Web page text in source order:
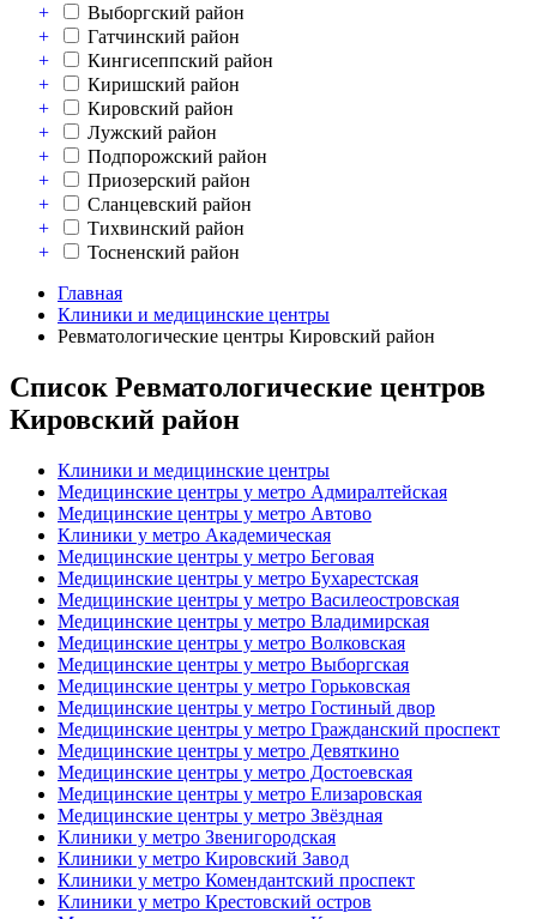
+
Выборгский район
+
Гатчинский район
+
Кингисеппский район
+
Киришский район
+
Кировский район
+
Лужский район
+
Подпорожский район
+
Приозерский район
+
Сланцевский район
+
Тихвинский район
+
Тосненский район
Главная
Клиники и медицинские центры
Ревматологические центры Кировский район
Список Ревматологические центров
Кировский район
Клиники и медицинские центры
Медицинские центры у метро Адмиралтейская
Медицинские центры у метро Автово
Клиники у метро Академическая
Медицинские центры у метро Беговая
Медицинские центры у метро Бухарестская
Медицинские центры у метро Василеостровская
Медицинские центры у метро Владимирская
Медицинские центры у метро Волковская
Медицинские центры у метро Выборгская
Медицинские центры у метро Горьковская
Медицинские центры у метро Гостиный двор
Медицинские центры у метро Гражданский проспект
Медицинские центры у метро Девяткино
Медицинские центры у метро Достоевская
Медицинские центры у метро Елизаровская
Медицинские центры у метро Звёздная
Клиники у метро Звенигородская
Клиники у метро Кировский Завод
Клиники у метро Комендантский проспект
Клиники у метро Крестовский остров